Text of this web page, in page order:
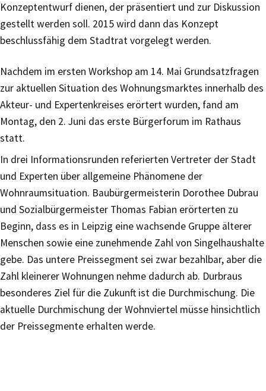
Konzeptentwurf dienen, der präsentiert und zur Diskussion
gestellt werden soll. 2015 wird dann das Konzept
beschlussfähig dem Stadtrat vorgelegt werden.
Nachdem im ersten Workshop am 14. Mai Grundsatzfragen
zur aktuellen Situation des Wohnungsmarktes innerhalb des
Akteur- und Expertenkreises erörtert wurden, fand am
Montag, den 2. Juni das erste Bürgerforum im Rathaus
statt.
In drei Informationsrunden referierten Vertreter der Stadt
und Experten über allgemeine Phänomene der
Wohnraumsituation. Baubürgermeisterin Dorothee Dubrau
und Sozialbürgermeister Thomas Fabian erörterten zu
Beginn, dass es in Leipzig eine wachsende Gruppe älterer
Menschen sowie eine zunehmende Zahl von Singelhaushalte
gebe. Das untere Preissegment sei zwar bezahlbar, aber die
Zahl kleinerer Wohnungen nehme dadurch ab. Durbraus
besonderes Ziel für die Zukunft ist die Durchmischung. Die
aktuelle Durchmischung der Wohnviertel müsse hinsichtlich
der Preissegmente erhalten werde.